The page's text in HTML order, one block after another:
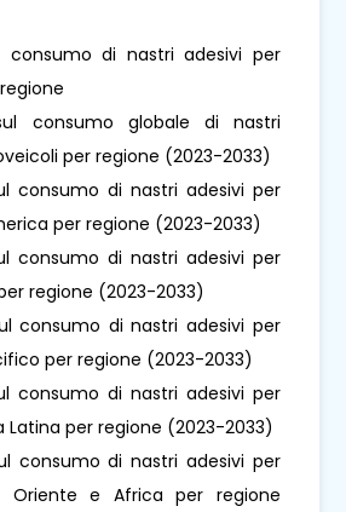
consumo di nastri adesivi per
sul consumo globale di nastri
per regione (2023-2033)
consumo di nastri adesivi per
per regione (2023-2033)
consumo di nastri adesivi per
regione (2023-2033)
consumo di nastri adesivi per
per regione (2023-2033)
consumo di nastri adesivi per
Latina per regione (2023-2033)
consumo di nastri adesivi per
Oriente e Africa per regione